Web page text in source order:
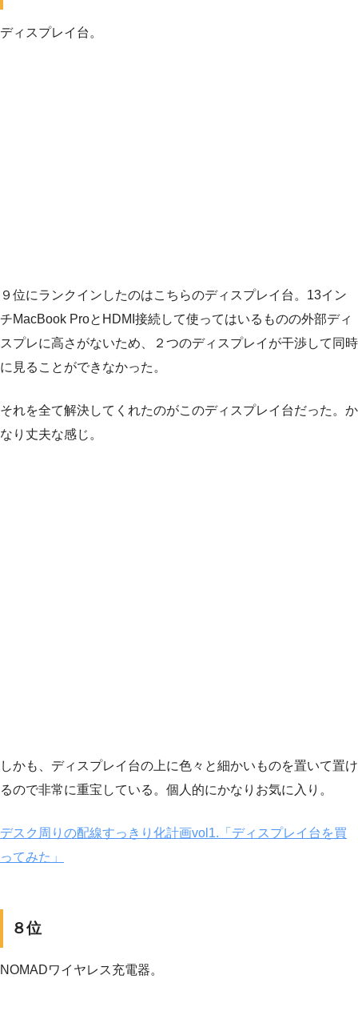
ディスプレイ台。
９位にランクインしたのはこちらのディスプレイ台。13イン
チMacBook ProとHDMI接続して使ってはいるものの外部ディ
スプレに高さがないため、２つのディスプレイが干渉して同時
に見ることができなかった。
それを全て解決してくれたのがこのディスプレイ台だった。か
なり丈夫な感じ。
しかも、ディスプレイ台の上に色々と細かいものを置いて置け
るので非常に重宝している。個人的にかなりお気に入り。
デスク周りの配線すっきり化計画vol1.「ディスプレイ台を買
ってみた」
８位
NOMADワイヤレス充電器。